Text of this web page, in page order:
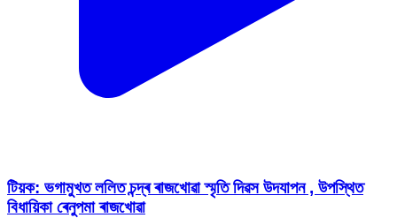
টিয়ক: ভগামুখত ললিত চন্দ্ৰ ৰাজখোৱা স্মৃতি দিৱস উদযাপন , উপস্থিত
বিধায়িকা ৰেনুপমা ৰাজখোৱা